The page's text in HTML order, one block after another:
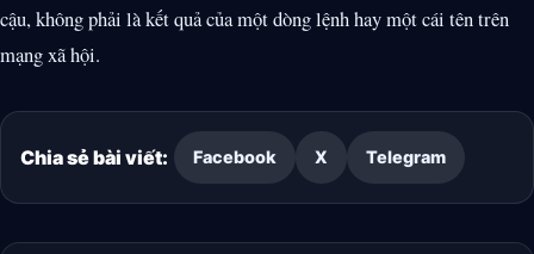
cậu, không phải là kết quả của một dòng lệnh hay một cái tên trên
mạng xã hội.
Chia sẻ bài viết: Facebook X Telegram